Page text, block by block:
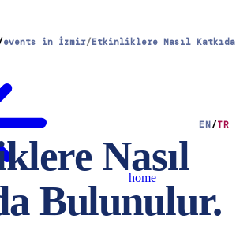
events in İzmir/Etkinliklere Nasıl
home
EN/TR
Nasıl
Bulunulur.